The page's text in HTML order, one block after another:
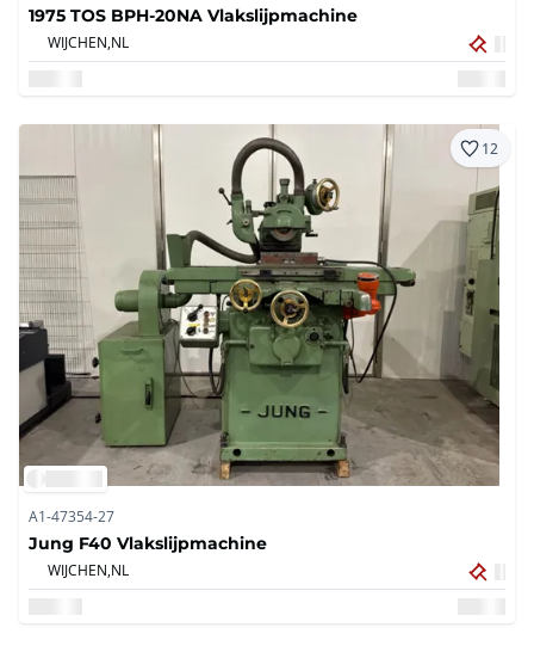
1975 TOS BPH-20NA Vlakslijpmachine
WIJCHEN,NL
12
A1-47354-27
Jung F40 Vlakslijpmachine
WIJCHEN,NL